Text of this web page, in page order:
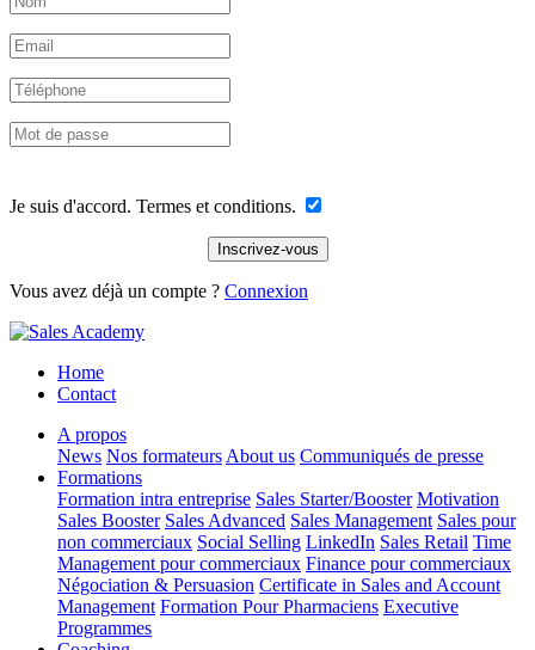
Je suis d'accord. Termes et conditions.
Vous avez déjà un compte ? Connexion
Home
Contact
A propos
News Nos formateursAbout us Communiqués de presse
Formations
Formation intra entreprise Sales Starter/Booster Motivation
Sales Booster Sales Advanced Sales Management Sales pour
non commerciaux Social Selling LinkedIn Sales Retail Time
Management pour commerciaux Finance pour commerciaux
Négociation & Persuasion Certificate in Sales and Account
Management Formation Pour Pharmaciens Executive
Programmes